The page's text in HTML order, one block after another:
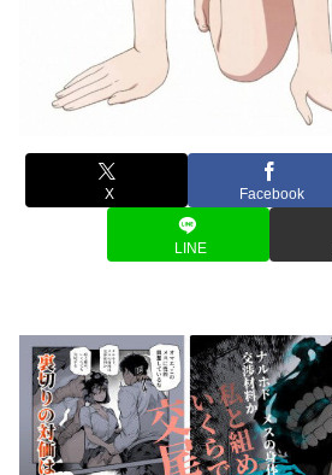
X Facebook
LINE